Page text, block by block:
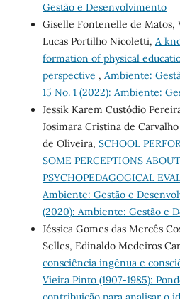
Gestão e Desenvolvimento
Giselle Fontenelle de Matos,
Lucas Portilho Nicoletti, A
formation of physical
perspective , Ambiente:
15 No. 1 (2022): Ambiente:
Jessik Karem Custódio
Josimara Cristina de
de Oliveira, SCHOOL
SOME PERCEPTIONS
PSYCHOPEDAGOGICAL
Ambiente: Gestão e
(2020): Ambiente: Gestão e
Jéssica Gomes das Mercês
Selles, Edinaldo Medeiros
consciência ingênua e
Vieira Pinto (1907-1985):